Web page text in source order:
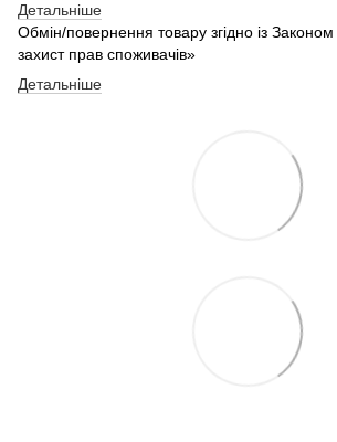
Детальніше
Обмін/повернення товару згідно із
захист прав споживачів»
Детальніше